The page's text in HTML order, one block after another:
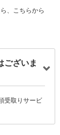
、こちらから
ございま
受取りサービ